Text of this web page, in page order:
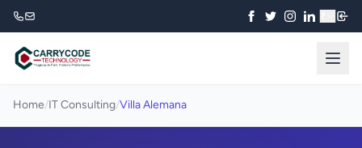
Home/IT Consulting/Villa Alemana